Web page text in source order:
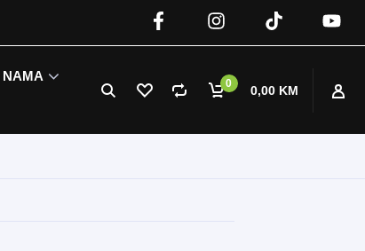
0 0,00 KM
NAMA